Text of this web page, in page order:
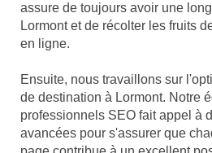
assure de toujours avoir une
Lormont et de récolter les fruits
en ligne.
Ensuite, nous travaillons sur
de destination à Lormont. Notre
professionnels SEO fait appel à
avancées pour s'assurer que